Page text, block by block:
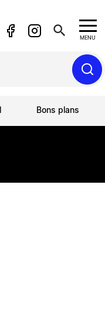
search MENU
Bons plans